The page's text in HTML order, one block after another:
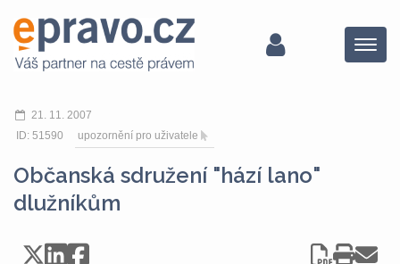
Menu
21. 11. 2007
ID: 51590
upozornění pro uživatele
Občanská sdružení "hází lano"
dlužníkům